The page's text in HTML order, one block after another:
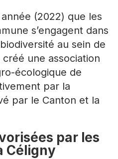
(2022) que les
s’engagent dans
au sein de
une association
écologique de
par la
par le Canton et la
par les
Céligny